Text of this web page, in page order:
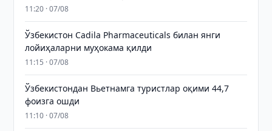
11:20 · 07/08
Ўзбекистон Cadila Pharmaceuticals билан янги
лойиҳаларни муҳокама қилди
11:15 · 07/08
Ўзбекистондан Вьетнамга туристлар оқими 44,7
фоизга ошди
11:10 · 07/08